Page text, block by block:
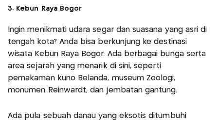
3. Kebun Raya Bogor
Ingin menikmati udara segar dan suasana yang asri di
tengah kota? Anda bisa berkunjung ke destinasi
wisata Kebun Raya Bogor. Ada berbagai bunga serta
area sejarah yang menarik di sini, seperti
pemakaman kuno Belanda, museum Zoologi,
monumen Reinwardt, dan jembatan gantung.
Ada pula sebuah danau yang eksotis ditumbuhi